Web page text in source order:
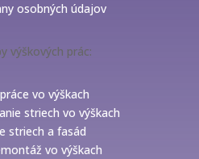
osobných údajov
výškových prác:
vo výškach
striech vo výškach
striech a fasád
vo výškach